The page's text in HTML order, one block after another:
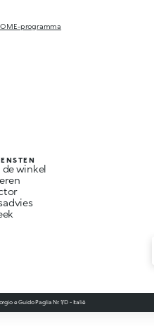
ME-programma
de winkel
e Guido Paglia Nr. 1/D - Italië